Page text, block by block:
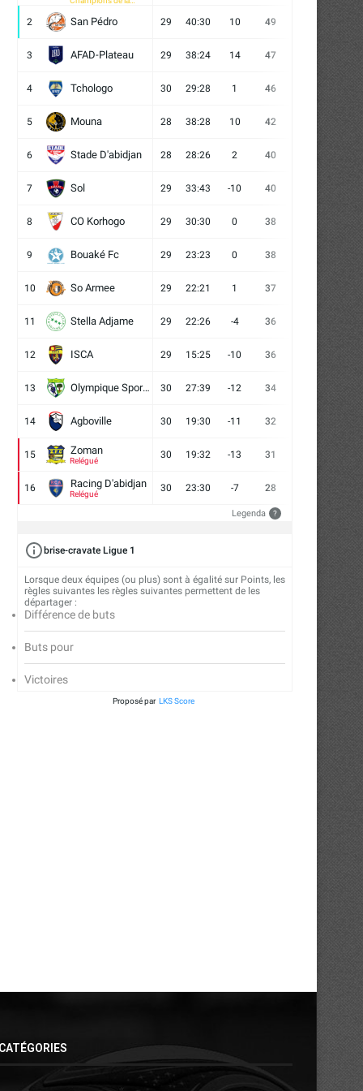
Mercato : Ouattara
retour aux
2 San Pédro 29 40:30 10 49 10
3 AFAD-Plateau 29 38:24 14 47 8
4 Tchologo 30 29:28 1 46 10
5 Mouna 28 38:28 10 42
6 Stade D'abidjan 28 28:26 2 40
7 Sol 29 33:43 -10 40 4 13
8 CO Korhogo 29 30:30 0 38 11
9 Bouaké Fc 29 23:23 0 38
10 So Armee 29 22:21 1 37 10
11 Stella Adjame 29 22:26 -4 36
12 ISCA 29 15:25 -10 36 13
13 Olympique Sport d'Abobo FC 30 27:39 -12 34
14 Agboville 30 19:30 -11 32
15 Zoman
Relégué
30 19:32 -13 31
16 Racing D'abidjan
Relégué
30 23:30 -7 28 14
Legenda ?
brise-cravate Ligue 1
Lorsque deux équipes (ou plus) sont à égalité sur Points, les
règles suivantes les règles suivantes permettent de les
départager :
Différence de buts
Buts pour
Victoires
Proposé par LKS Score